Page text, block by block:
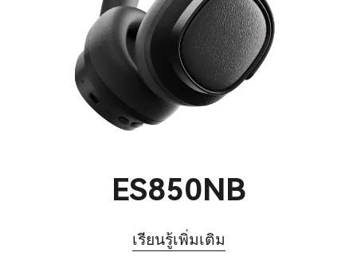
ES850NB
เรียนรู้เพิ่มเติม